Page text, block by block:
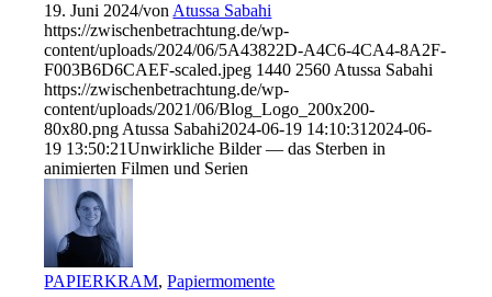
19. Juni 2024/von Atussa Sabahi
https://zwischenbetrachtung.de/wp-
content/uploads/2024/06/5A43822D-A4C6-4CA4-8A2F-
F003B6D6CAEF-scaled.jpeg 1440 2560 Atussa Sabahi
https://zwischenbetrachtung.de/wp-
content/uploads/2021/06/Blog_Logo_200x200-
80x80.png Atussa Sabahi2024-06-19 14:10:31 2024-06-
19 13:50:21Unwirkliche Bilder — das Sterben in
animierten Filmen und Serien
PAPIERKRAM,Papiermomente